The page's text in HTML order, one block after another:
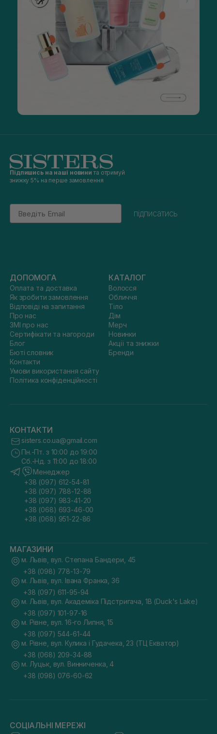
Підпишись на наші новини та отримуй
знижку 5% на перше замовлення
Email
підписатись
ДОПОМОГА
Оплата та доставка
Як зробити замовлення
Відповіді на запитання
Про нас
ЗМІ про нас
Сертифікати та нагороди
Блог
Бюті словник
Контакти
Умови використання сайту
Політика конфіденційності
КАТАЛОГ
Волосся
Обличчя
Тіло
Дім
Мерч
Новинки
Акції та знижки
Бренди
КОНТАКТИ
sisters.co.ua@gmail.com
Пн.-Пт. з 10:00 до 19:00
Сб.-Нд. з 11:00 до 18:00
Менеджер
+38 (097) 612-54-81
+38 (097) 788-12-88
+38 (097) 983-41-20
+38 (068) 693-46-00
+38 (068) 951-22-86
МАГАЗИНИ
м. Львів, вул. Степана Бандери, 45
+38 (098) 778-13-79
м. Львів, вул. Івана Франка, 36
+38 (097) 611-95-94
м. Львів, вул. Академіка Підстригача, 1В (Duck's Lake)
+38 (097) 101-97-16
м. Рівне, вул. 16-го Липня, 15
+38 (097) 544-61-44
м. Рівне, вул. Кулика і Гудачека, 23 (ТЦ Екватор)
+38 (068) 209-34-88
м. Луцьк, вул. Винниченка, 4
+38 (098) 076-60-62
СОЦІАЛЬНІ МЕРЕЖІ